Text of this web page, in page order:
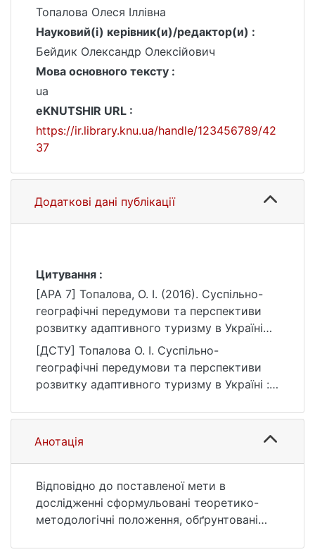
Топалова Олеся Іллівна
Науковий(і) керівник(и)/редактор(и) :
Бейдик Олександр Олексійович
Мова основного тексту :
ua
eKNUTSHIR URL :
https://ir.library.knu.ua/handle/123456789/42
37
Додаткові дані публікації
Цитування :
[APA 7] Топалова, О. І. (2016). Суспільно-
географічні передумови та перспективи
розвитку адаптивного туризму в Україні
[Дис. канд. геогр. наук, Київський
національний університет імені Тараса
Шевченка]. eKNUTSHIR.
https://ir.library.knu.ua/handle/123456789/42
37
[ДСТУ] Топалова О. І. Суспільно-
географічні передумови та перспективи
розвитку адаптивного туризму в Україні :
науки. Київ, 2016. 175 с. URL:
https://ir.library.knu.ua/handle/123456789/42
37 (дата звернення: 25.07.2026).
Анотація
Відповідно до поставленої мети в
дослідженні сформульовані теоретико-
методологічні положення, обґрунтовані